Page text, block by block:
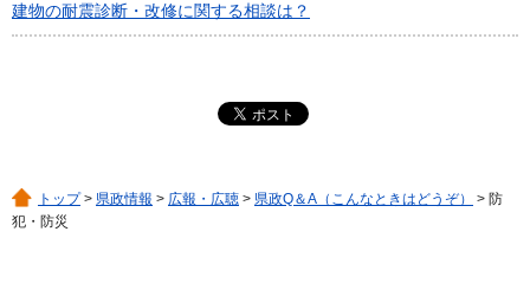
建物の耐震診断・改修に関する相談は？
トップ> 県政情報 > 広報・広聴 > 県政Q＆A（こんなときはどうぞ）
> 防
犯・防災